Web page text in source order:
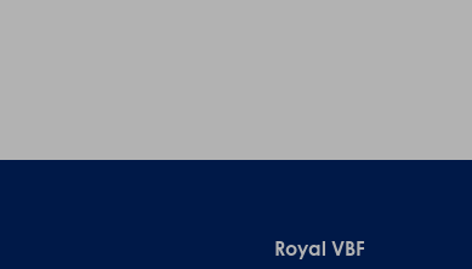
Royal VBF